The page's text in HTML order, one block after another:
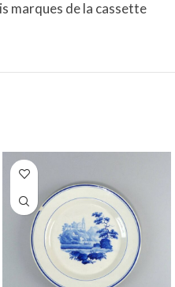
marques de la cassette